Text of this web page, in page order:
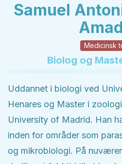
Samuel
Medicinsk
Biolog og
Uddannet i biologi ved
Henares og Master i
University of Madrid. Han
inden for områder som
og mikrobiologi. På